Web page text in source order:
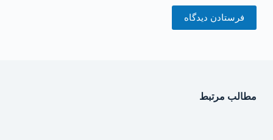
فرستادن دیدگاه
مطالب مرتبط